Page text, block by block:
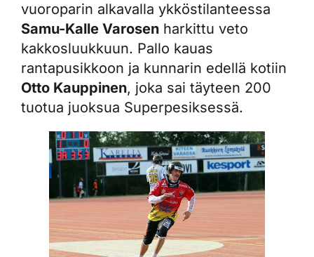
vuoroparin alkavalla ykköstilanteessa
Samu-Kalle Varosen harkittu veto
kakkosluukkuun. Pallo kauas
rantapusikkoon ja kunnarin edellä kotiin
Otto Kauppinen, joka sai täyteen 200
tuotua juoksua Superpesiksessä.